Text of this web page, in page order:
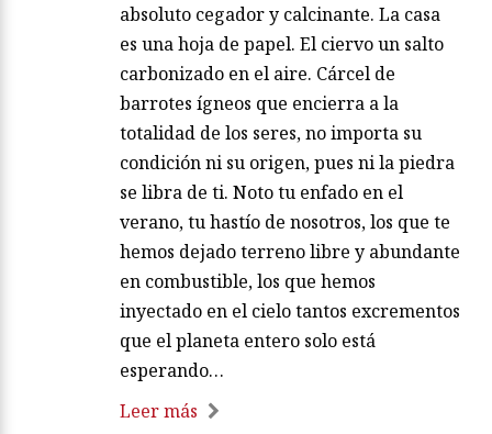
absoluto cegador y calcinante. La casa
es una hoja de papel. El ciervo un salto
carbonizado en el aire. Cárcel de
barrotes ígneos que encierra a la
totalidad de los seres, no importa su
condición ni su origen, pues ni la piedra
se libra de ti. Noto tu enfado en el
verano, tu hastío de nosotros, los que te
hemos dejado terreno libre y abundante
en combustible, los que hemos
inyectado en el cielo tantos excrementos
que el planeta entero solo está
esperando…
Leer más